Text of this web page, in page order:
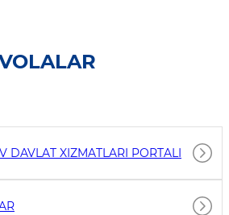
DAVLAT XIZMATLARI PORTALI